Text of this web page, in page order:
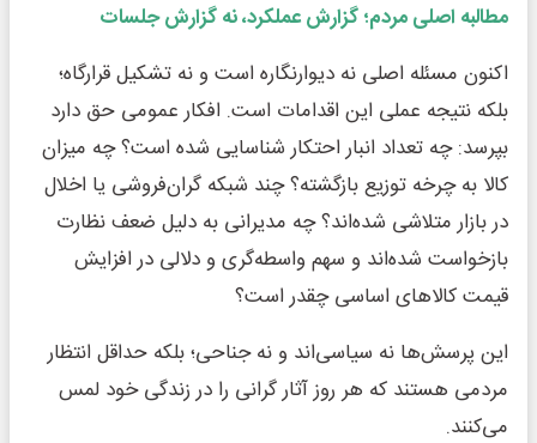
مطالبه اصلی مردم؛ گزارش عملکرد، نه گزارش جلسات
اکنون مسئله اصلی نه دیوارنگاره است و نه تشکیل قرارگاه؛
بلکه نتیجه عملی این اقدامات است. افکار عمومی حق دارد
بپرسد: چه تعداد انبار احتکار شناسایی شده است؟ چه میزان
کالا به چرخه توزیع بازگشته؟ چند شبکه گران‌فروشی یا اخلال
در بازار متلاشی شده‌اند؟ چه مدیرانی به دلیل ضعف نظارت
بازخواست شده‌اند و سهم واسطه‌گری و دلالی در افزایش
قیمت کالاهای اساسی چقدر است؟
این پرسش‌ها نه سیاسی‌اند و نه جناحی؛ بلکه حداقل انتظار
مردمی هستند که هر روز آثار گرانی را در زندگی خود لمس
می‌کنند.